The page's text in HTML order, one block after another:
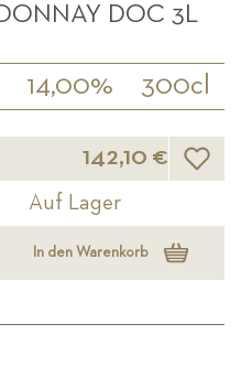
DOC 3L
14,00% 300cl
142,10 €
Auf Lager
In den Warenkorb